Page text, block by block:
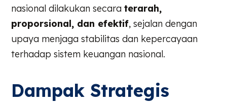
nasional dilakukan secaraterarah,
proporsional, dan efektif, sejalan dengan
upaya menjaga stabilitas dan kepercayaan
terhadap sistem keuangan nasional.
Dampak Strategis